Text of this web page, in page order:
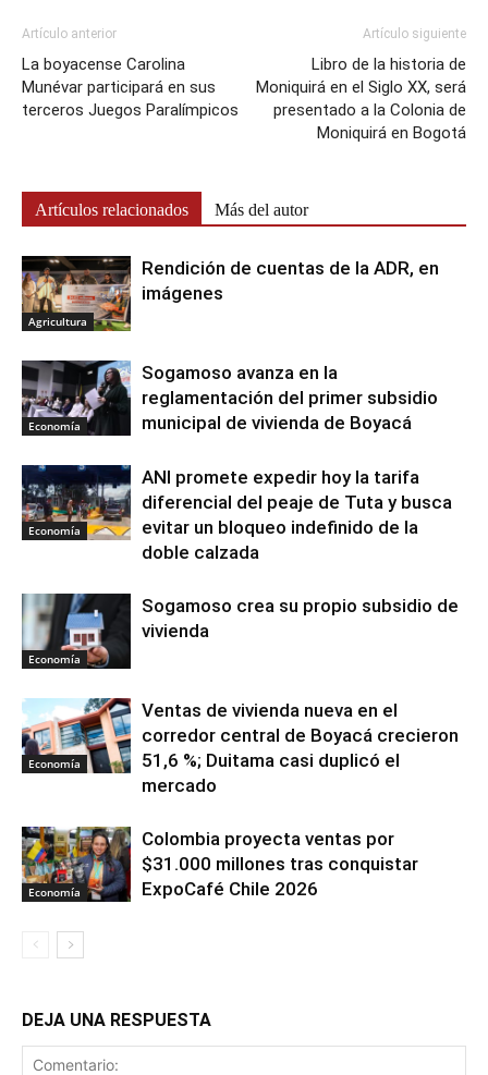
Artículo anterior
La boyacense Carolina
Munévar participará en sus
terceros Juegos Paralímpicos
Artículo siguiente
Libro de la historia de
Moniquirá en el Siglo XX, será
presentado a la Colonia de
Moniquirá en Bogotá
Artículos relacionados Más del autor
Agricultura
Rendición de cuentas de la ADR, en
imágenes
Economía
Sogamoso avanza en la
reglamentación del primer subsidio
municipal de vivienda de Boyacá
Economía
ANI promete expedir hoy la tarifa
diferencial del peaje de Tuta y busca
evitar un bloqueo indefinido de la
doble calzada
Economía
Sogamoso crea su propio subsidio de
vivienda
Economía
Ventas de vivienda nueva en el
corredor central de Boyacá crecieron
51,6 %; Duitama casi duplicó el
mercado
Economía
Colombia proyecta ventas por
$31.000 millones tras conquistar
ExpoCafé Chile 2026
DEJA UNA RESPUESTA